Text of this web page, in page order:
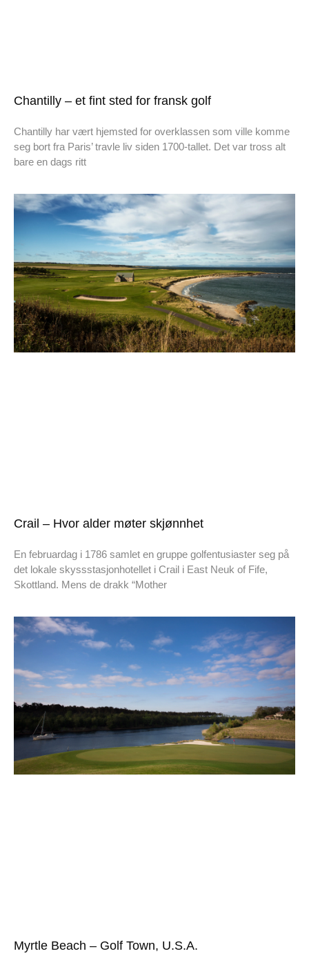
Chantilly – et fint sted for fransk golf
Chantilly har vært hjemsted for overklassen som ville komme
seg bort fra Paris’ travle liv siden 1700-tallet. Det var tross alt
bare en dags ritt
Crail – Hvor alder møter skjønnhet
En februardag i 1786 samlet en gruppe golfentusiaster seg på
det lokale skyssstasjonhotellet i Crail i East Neuk of Fife,
Skottland. Mens de drakk “Mother
Myrtle Beach – Golf Town, U.S.A.